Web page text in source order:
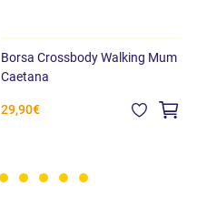
Borsa Crossbody Walking Mum
Caetana
29,90€